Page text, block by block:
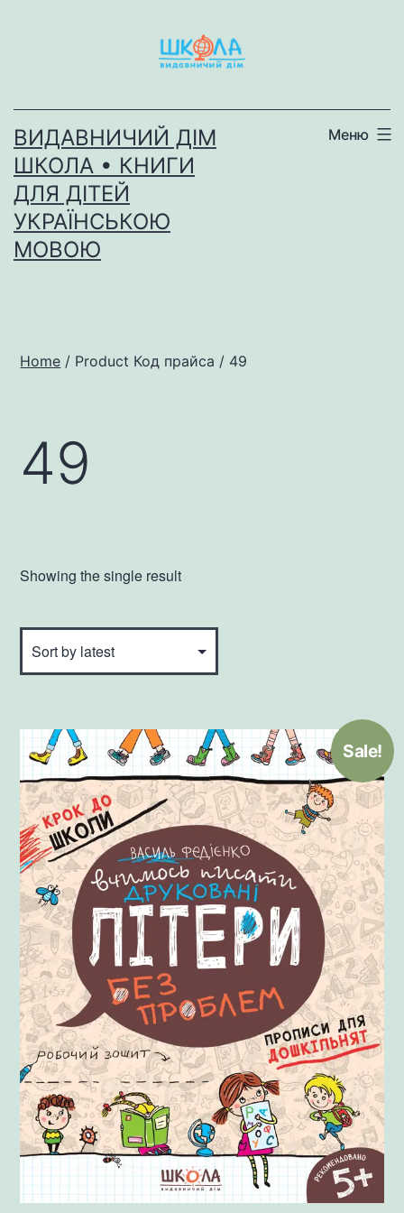
ВИДАВНИЧИЙ ДІМ
ШКОЛА • КНИГИ
ДЛЯ ДІТЕЙ
УКРАЇНСЬКОЮ
МОВОЮ
Меню
Home / Product Код прайса / 49
49
Showing the single result
Sale!